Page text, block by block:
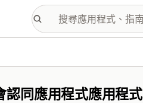
同應用程式應用程式